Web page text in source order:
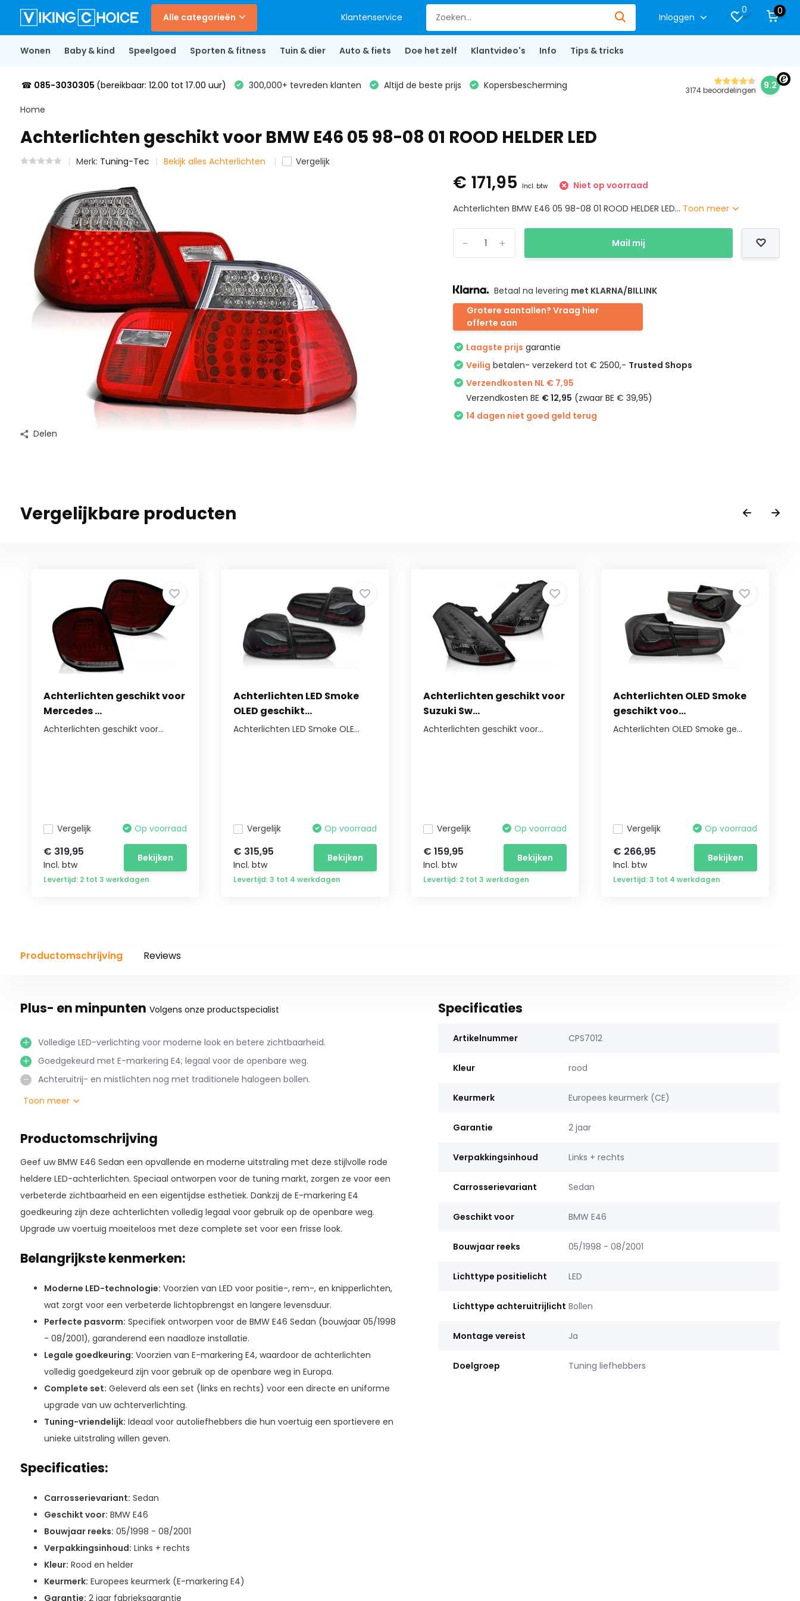
Alle categorieën Klantenservice Inloggen
0 0
Wonen Baby & kind Speelgoed Sporten & fitness Tuin & dier Auto & fiets Doe het zelf Klantvideo's Info Tips & tricks
☎ 085-3030305 (bereikbaar: 12.00 tot 17.00 uur) 300,000+ tevreden klanten Altijd de beste prijs Kopersbescherming 3174 beoordelingen 9.2
Home
Achterlichten geschikt voor BMW E46 05 98-08 01 ROOD HELDER LED
Merk: Tuning-Tec Bekijk alles Achterlichten Vergelijk
Delen
€ 171,95 Incl. btw
Niet op voorraad
Achterlichten BMW E46 05 98-08 01 ROOD HELDER LED... Toon meer
+
- Mail mij
Betaal na levering met KLARNA/BILLINK
Grotere aantallen? Vraag hier
offerte aan
Laagste prijs garantie
Veilig betalen- verzekerd tot € 2500,- Trusted Shops
Verzendkosten NL € 7,95
Verzendkosten BE € 12,95 (zwaar BE € 39,95)
14 dagen niet goed geld terug
Vergelijkbare producten
Achterlichten geschikt voor
Mercedes ...
Achterlichten geschikt voor...
Vergelijk Op voorraad
€ 319,95
Incl. btw
Bekijken
Levertijd: 2 tot 3 werkdagen
Achterlichten LED Smoke
OLED geschikt...
Achterlichten LED Smoke OLE...
Vergelijk Op voorraad
€ 315,95
Incl. btw
Bekijken
Levertijd: 3 tot 4 werkdagen
Achterlichten geschikt voor
Suzuki Sw...
Achterlichten geschikt voor...
Vergelijk Op voorraad
€ 159,95
Incl. btw
Bekijken
Levertijd: 2 tot 3 werkdagen
Achterlichten OLED Smoke
geschikt voo...
Achterlichten OLED Smoke ge...
Vergelijk Op voorraad
€ 266,95
Incl. btw
Bekijken
Levertijd: 3 tot 4 werkdagen
Productomschrijving Reviews
Plus- en minpunten Volgens onze productspecialist
Volledige LED-verlichting voor moderne look en betere zichtbaarheid.
Goedgekeurd met E-markering E4; legaal voor de openbare weg.
Achteruitrij- en mistlichten nog met traditionele halogeen bollen.
Toon meer
Productomschrijving
Geef uw BMW E46 Sedan een opvallende en moderne uitstraling met deze stijlvolle rode
heldere LED-achterlichten. Speciaal ontworpen voor de tuning markt, zorgen ze voor een
verbeterde zichtbaarheid en een eigentijdse esthetiek. Dankzij de E-markering E4
goedkeuring zijn deze achterlichten volledig legaal voor gebruik op de openbare weg.
Upgrade uw voertuig moeiteloos met deze complete set voor een frisse look.
Belangrijkste kenmerken:
Moderne LED-technologie: Voorzien van LED voor positie-, rem-, en knipperlichten,
wat zorgt voor een verbeterde lichtopbrengst en langere levensduur.
Perfecte pasvorm: Specifiek ontworpen voor de BMW E46 Sedan (bouwjaar 05/1998
- 08/2001), garanderend een naadloze installatie.
Legale goedkeuring: Voorzien van E-markering E4, waardoor de achterlichten
volledig goedgekeurd zijn voor gebruik op de openbare weg in Europa.
Complete set: Geleverd als een set (links en rechts) voor een directe en uniforme
upgrade van uw achterverlichting.
Tuning-vriendelijk: Ideaal voor autoliefhebbers die hun voertuig een sportievere en
unieke uitstraling willen geven.
Specificaties:
Carrosserievariant: Sedan
Geschikt voor: BMW E46
Bouwjaar reeks: 05/1998 - 08/2001
Verpakkingsinhoud: Links + rechts
Kleur: Rood en helder
Keurmerk: Europees keurmerk (E-markering E4)
Garantie: 2 jaar fabrieksgarantie
Specificaties
Artikelnummer CPS7012
Kleur rood
Keurmerk Europees keurmerk (CE)
Garantie 2 jaar
Verpakkingsinhoud Links + rechts
Carrosserievariant Sedan
Geschikt voor BMW E46
Bouwjaar reeks 05/1998 - 08/2001
Lichttype positielicht LED
Lichttype achteruitrijlicht Bollen
Montage vereist Ja
Doelgroep Tuning liefhebbers